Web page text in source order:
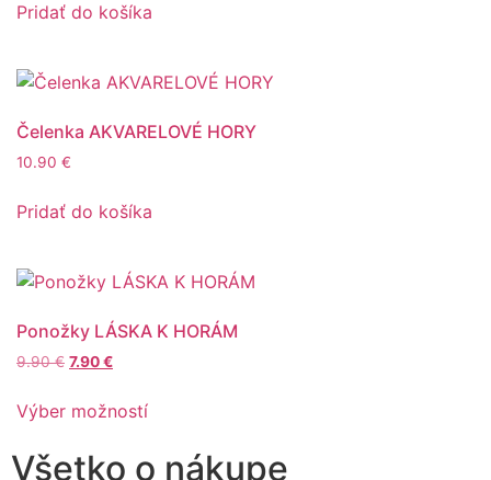
Pridať do košíka
Čelenka AKVARELOVÉ HORY
10.90 €
Pridať do košíka
Ponožky LÁSKA K HORÁM
9.90€ 7.90€
Výber možností
Všetko o nákupe